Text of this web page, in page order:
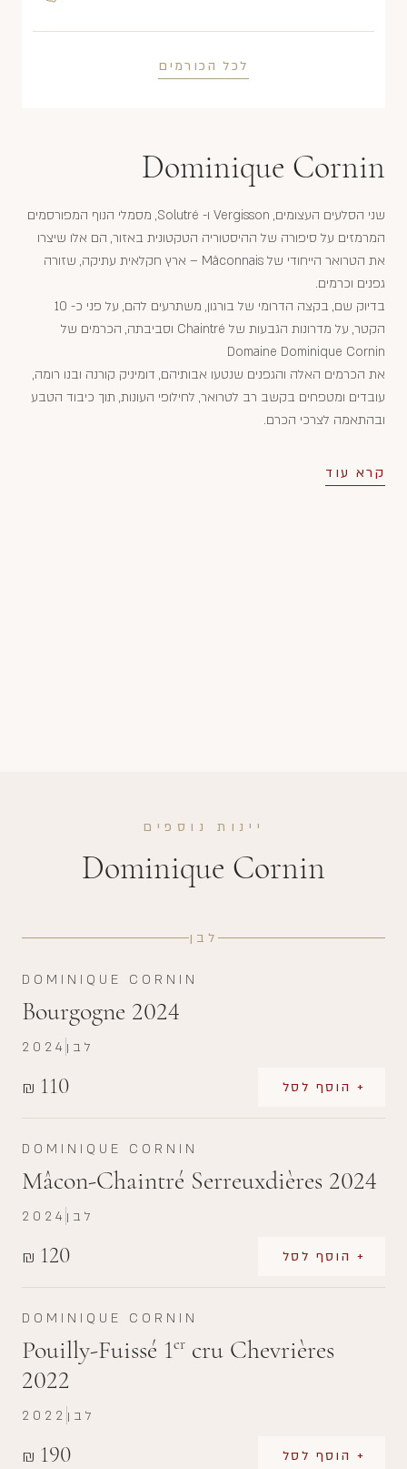
לכל הכורמים
Dominique Cornin
שני הסלעים העצומים, Vergisson ו- Solutré, מסמלי הנוף המפורסמים
המרמזים על סיפורה של ההיסטוריה הטקטונית באזור, הם אלו שיצרו
את הטרואר הייחודי של Mâconnais – ארץ חקלאית עתיקה, שזורה
גפנים וכרמים.
בדיוק שם, בקצה הדרומי של בורגון, משתרעים להם, על פני כ- 10
הקטר, על מדרונות הגבעות של Chaintré וסביבתה, הכרמים של
Domaine Dominique Cornin
את הכרמים האלה והגפנים שנטעו אבותיהם, דומיניק קורנה ובנו רומה,
עובדים ומטפחים בקשב רב לטרואר, לחילופי העונות, תוך כיבוד הטבע
ובהתאמה לצרכי הכרם.
קרא עוד
יינות נוספים
Dominique Cornin
לבן
DOMINIQUE CORNIN
Bourgogne 2024
₪ 110 + הוסף לסל
2024 לבן
DOMINIQUE CORNIN
Mâcon-Chaintré Serreuxdières 2024
₪ 120 + הוסף לסל
2024 לבן
DOMINIQUE CORNIN
Pouilly-Fuissé 1er cru Chevrières
2022
₪ 190 + הוסף לסל
2022 לבן